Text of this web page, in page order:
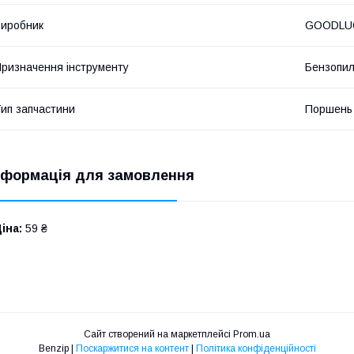
інструменту
запчастини Поршень
для замовлення
59 ₴
Сайт створений на маркетплейсі Prom.ua
Benzip | Поскаржитися на контент | Політика конфіденційності